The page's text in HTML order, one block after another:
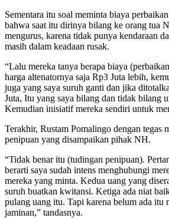
Sementara itu soal meminta biaya
bahwa saat itu dirinya bilang ke orang tua
mengurus, karena tidak punya kendaraan
masih dalam keadaan rusak.
“Lalu mereka tanya berapa biaya
harga altenatornya saja Rp3 Juta lebih,
juga yang saya suruh ganti dan jika
Juta, Itu yang saya bilang dan tidak bilang
Kemudian inisiatif mereka sendiri untuk
Terakhir, Rustam Pomalingo dengan tegas
penipuan yang disampaikan pihak NH.
“Tidak benar itu (tudingan penipuan).
berarti saya sudah intens menghubungi
mereka yang minta. Kedua uang yang
suruh buatkan kwitansi. Ketiga ada niat
pulang uang itu. Tapi karena belum ada itu
jaminan,” tandasnya.